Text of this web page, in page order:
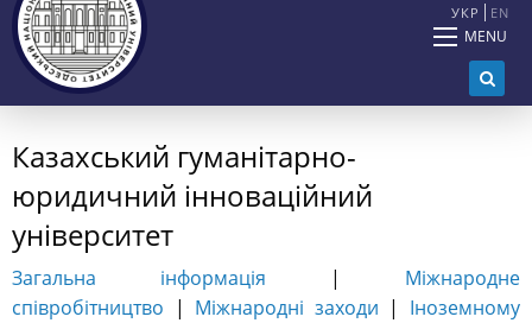
УКР EN
MENU
Казахський гуманітарно-
юридичний інноваційний
університет
Загальна інформація | Міжнародне
співробітництво | Міжнародні заходи | Іноземному